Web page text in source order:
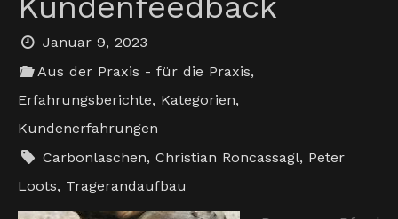
Januar 9, 2023
Aus der Praxis - für die Praxis,
Erfahrungsberichte, Kategorien,
Kundenerfahrungen
Carbonlaschen,Christian Roncassagl, Peter
Loots, Tragerandaufbau